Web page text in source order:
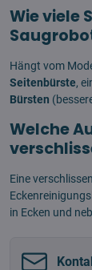
Wie viele
Hängt vom
Seitenbürste,
Bürsten
Welche
Eine
in Ecken und